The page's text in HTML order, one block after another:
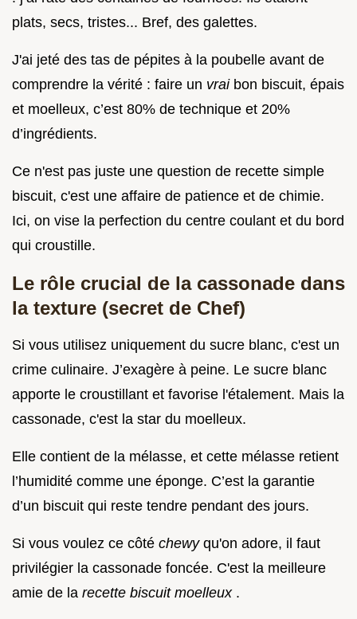
plats, secs, tristes... Bref, des galettes.
J'ai jeté des tas de pépites à la poubelle avant de
comprendre la vérité : faire un vrai bon biscuit, épais
et moelleux, c’est 80% de technique et 20%
d’ingrédients.
Ce n'est pas juste une question de recette simple
biscuit, c'est une affaire de patience et de chimie.
Ici, on vise la perfection du centre coulant et du bord
qui croustille.
Le rôle crucial de la cassonade dans
la texture (secret de Chef)
Si vous utilisez uniquement du sucre blanc, c'est un
crime culinaire. J’exagère à peine. Le sucre blanc
apporte le croustillant et favorise l'étalement. Mais la
cassonade, c'est la star du moelleux.
Elle contient de la mélasse, et cette mélasse retient
l’humidité comme une éponge. C’est la garantie
d’un biscuit qui reste tendre pendant des jours.
Si vous voulez ce côté chewy qu'on adore, il faut
privilégier la cassonade foncée. C'est la meilleure
amie de la recette biscuit moelleux .